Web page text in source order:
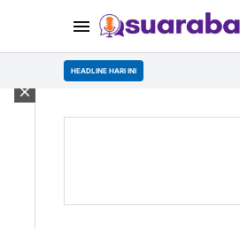
HEADLINE HARI INI